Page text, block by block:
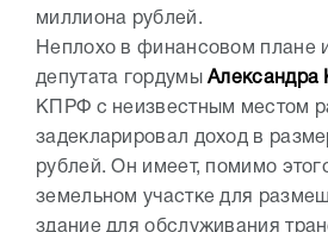
миллиона рублей.
Неплохо в финансовом плане
депутата гордумыАлександра
КПРФ с неизвестным местом
задекларировал доход в
рублей. Он имеет, помимо
земельном участке для
здание для обслуживания